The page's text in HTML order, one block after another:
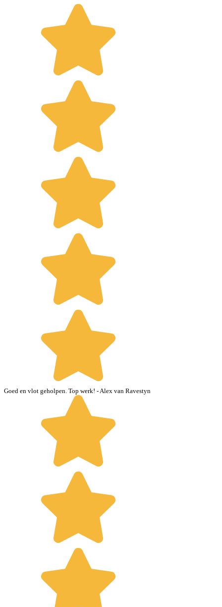
Goed en vlot geholpen. Top werk! - Alex van Ravestyn